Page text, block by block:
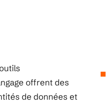
offrent des
de données et